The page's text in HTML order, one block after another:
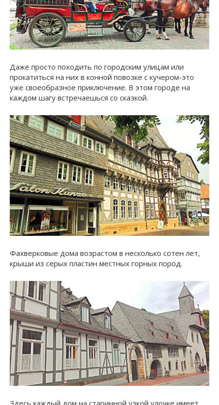
Даже просто походить по городским улицам или
прокатиться на них в конной повозке с кучером-это
уже своеобразное приключение. В этом городе на
каждом шагу встречаешься со сказкой.
Фахверковые дома возрастом в несколько сотен лет,
крыши из серых пластин местных горных пород.